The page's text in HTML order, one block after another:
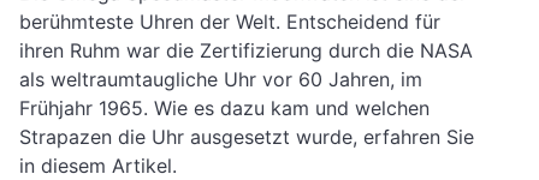
berühmteste Uhren der Welt. Entscheidend für
ihren Ruhm war die Zertifizierung durch die NASA
als weltraumtaugliche Uhr vor 60 Jahren, im
Frühjahr 1965. Wie es dazu kam und welchen
Strapazen die Uhr ausgesetzt wurde, erfahren Sie
in diesem Artikel.